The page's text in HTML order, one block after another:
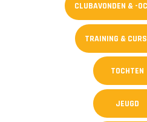
CLUBAVONDEN & -
TRAINING &
TOCHTEN
JEUGD